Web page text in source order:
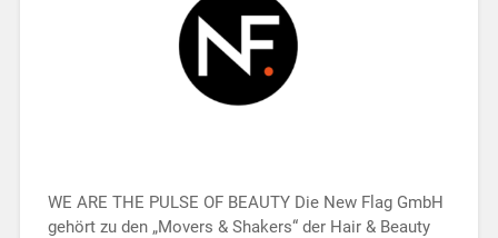
WE ARE THE PULSE OF BEAUTY Die New Flag GmbH
gehört zu den „Movers & Shakers“ der Hair & Beauty